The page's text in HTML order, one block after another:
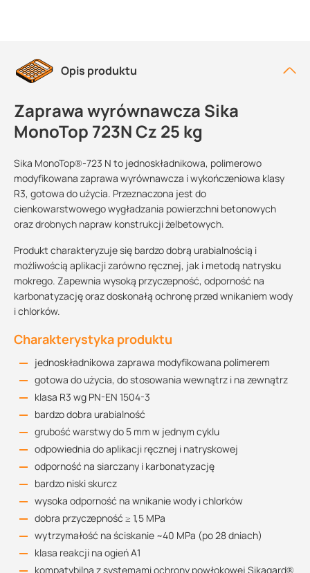
Opis produktu
Zaprawa wyrównawcza Sika
MonoTop 723N Cz 25 kg
Sika MonoTop®-723 N to jednoskładnikowa, polimerowo
modyfikowana zaprawa wyrównawcza i wykończeniowa klasy
R3, gotowa do użycia. Przeznaczona jest do
cienkowarstwowego wygładzania powierzchni betonowych
oraz drobnych napraw konstrukcji żelbetowych.
Produkt charakteryzuje się bardzo dobrą urabialnością i
możliwością aplikacji zarówno ręcznej, jak i metodą natrysku
mokrego. Zapewnia wysoką przyczepność, odporność na
karbonatyzację oraz doskonałą ochronę przed wnikaniem wody
i chlorków.
Charakterystyka produktu
jednoskładnikowa zaprawa modyfikowana polimerem
gotowa do użycia, do stosowania wewnątrz i na zewnątrz
klasa R3 wg PN-EN 1504-3
bardzo dobra urabialność
grubość warstwy do 5 mm w jednym cyklu
odpowiednia do aplikacji ręcznej i natryskowej
odporność na siarczany i karbonatyzację
bardzo niski skurcz
wysoka odporność na wnikanie wody i chlorków
dobra przyczepność ≥ 1,5 MPa
wytrzymałość na ściskanie ~40 MPa (po 28 dniach)
klasa reakcji na ogień A1
kompatybilna z systemami ochrony powłokowej Sikagard®